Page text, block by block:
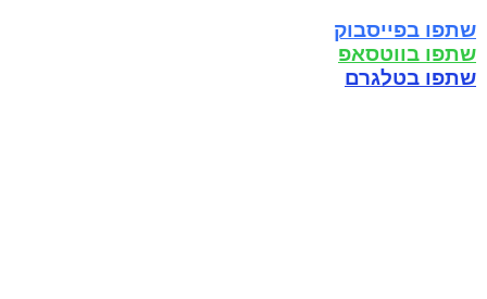
שתפו בפייסבוק
שתפו בווטסאפ
שתפו בטלגרם